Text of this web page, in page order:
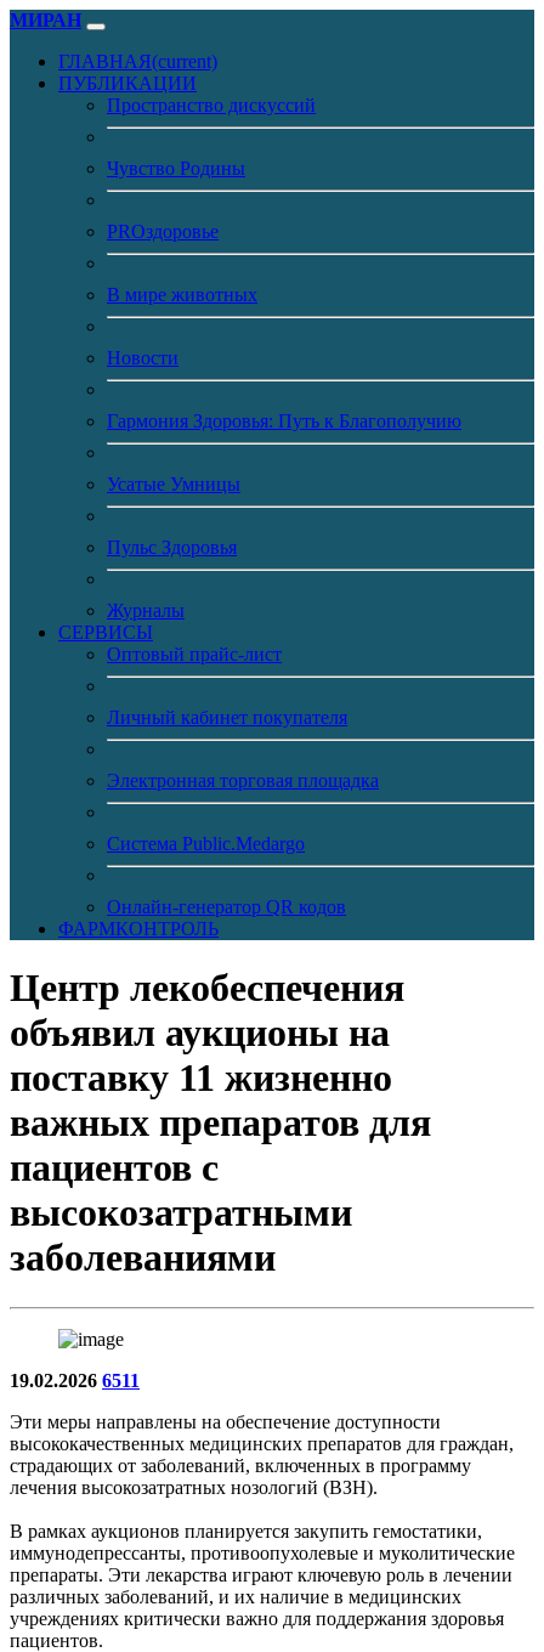
МИРАН
ГЛАВНАЯ(current)
ПУБЛИКАЦИИ
Пространство дискуссий
Чувство Родины
PROздоровье
В мире животных
Новости
Гармония Здоровья: Путь к Благополучию
Усатые Умницы
Пульс Здоровья
Журналы
CЕРВИСЫ
Оптовый прайс-лист
Личный кабинет покупателя
Электронная торговая площадка
Система Public.Medargo
Онлайн-генератор QR кодов
ФАРМКОНТРОЛЬ
Центр лекобеспечения
объявил аукционы на
поставку 11 жизненно
важных препаратов для
пациентов с
высокозатратными
заболеваниями
19.02.2026 6511
Эти меры направлены на обеспечение доступности
высококачественных медицинских препаратов для граждан,
страдающих от заболеваний, включенных в программу
лечения высокозатратных нозологий (ВЗН).
В рамках аукционов планируется закупить гемостатики,
иммунодепрессанты, противоопухолевые и муколитические
препараты. Эти лекарства играют ключевую роль в лечении
различных заболеваний, и их наличие в медицинских
учреждениях критически важно для поддержания здоровья
пациентов.